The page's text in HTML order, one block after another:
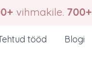
vihmakile. 700+
tööd Blogi